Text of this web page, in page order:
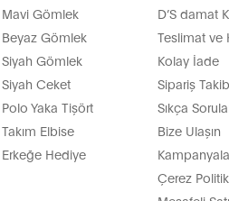
Mavi Gömlek
Beyaz Gömlek
Siyah Gömlek
Siyah Ceket
Polo Yaka Tişört
Takım Elbise
Erkeğe Hediye
D’S damat
Teslimat ve
Kolay İade
Sipariş
Sıkça
Bize Ulaşın
Çerez